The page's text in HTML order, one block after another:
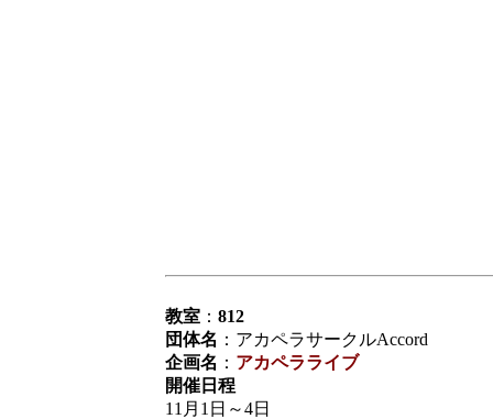
教室 ： 812
団体名 ：アカペラサークルAccord
企画名 ： アカペラライブ
開催日程
11月1日～4日